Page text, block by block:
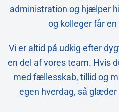
administration og hjælper
og kolleger får
Vi er altid på udkig efter
en del af vores team. Hvis
med fællesskab, tillid og
egen hverdag, så